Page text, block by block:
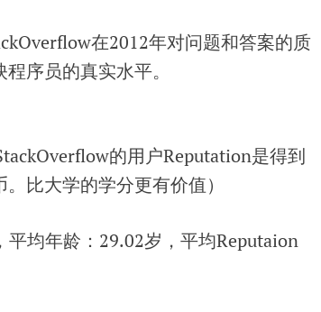
在2012年对问题和答案的质
序员的真实水平。
的用户Reputation是得到
比大学的学分更有价值）
均年龄：29.02岁，平均Reputaion